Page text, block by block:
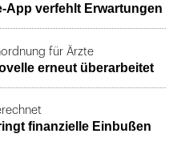
App verfehlt Erwartungen
für Ärzte
erneut überarbeitet
finanzielle Einbußen